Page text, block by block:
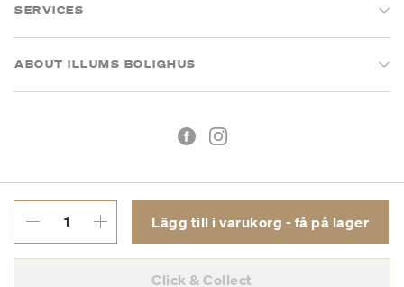
Lägg till i varukorg - få på lager
Click & Collect
SERVICES
ABOUT ILLUMS BOLIGHUS